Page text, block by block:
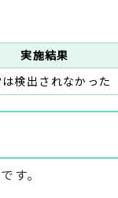
実施結果
検出されなかった
す。